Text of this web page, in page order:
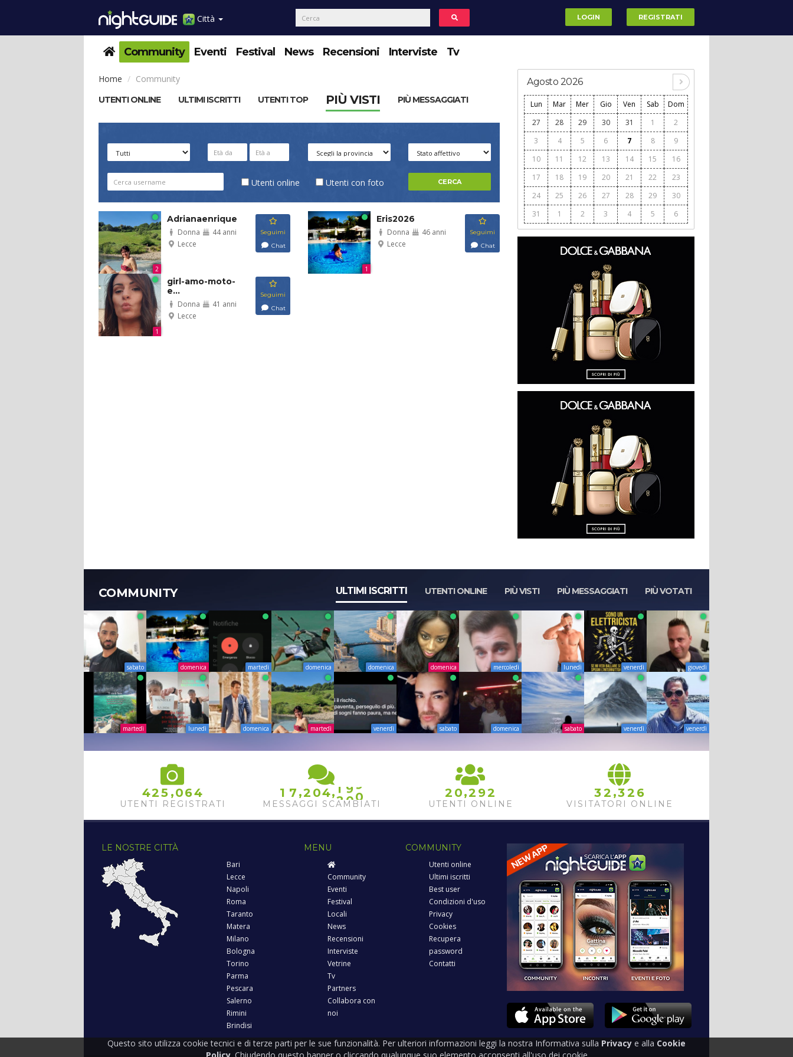
Città LOGIN REGISTRATI
Community Eventi Festival News Recensioni Interviste Tv
Home Community
UTENTI ONLINE ULTIMI ISCRITTI UTENTI TOP PIÙ VISTI PIÙ MESSAGGIATI
Utenti online Utenti con foto
2
Adrianaenriquez
Donna
44 anni
Lecce
Seguimi
Chat
1
Eris2026
Donna
46 anni
Lecce
Seguimi
Chat
1
girl-amo-moto-
e...
Donna
41 anni
Lecce
Seguimi
Chat
Agosto 2026
Lun Mar Mer Gio Ven Sab
Dom
27
28 29 30 31 1
2
3
4 5 6 7 8
9
10
11 12 13 14 15
16
17
18 19 20 21 22
23
24
25 26 27 28 29
30
31
1 2 3 4 5 6
COMMUNITY ULTIMI ISCRITTI UTENTI ONLINE PIÙ VISTI PIÙ MESSAGGIATI PIÙ VOTATI
sabato domenica martedì domenica domenica domenica mercoledì lunedì venerdì giovedì
martedì lunedì domenica martedì venerdì sabato domenica sabato venerdì venerdì
425 ,064
UTENTI REGISTRATI
1 7 ,2 04,
1
2
9
0
0
1
MESSAGGI SCAMBIATI
2 0,2 92
UTENTI ONLINE
32 ,32 6
VISITATORI ONLINE
LE NOSTRE CITTÀ
Bari
Lecce
Napoli
Roma
Taranto
Matera
Milano
Bologna
Torino
Parma
Pescara
Salerno
Rimini
Brindisi
MENU
Community
Eventi
Festival
Locali
News
Recensioni
Interviste
Vetrine
Tv
Partners
Collabora con
noi
COMMUNITY
Utenti online
Ultimi iscritti
Best user
Condizioni d'uso
Privacy
Cookies
Recupera
password
Contatti
Questo sito utilizza cookie tecnici e di terze parti per le sue funzionalità. Per ulteriori informazioni leggi la nostra Informativa sulla Privacy e alla Cookie
Policy. Chiudendo questo banner o cliccando qualunque suo elemento acconsenti all'uso dei cookie